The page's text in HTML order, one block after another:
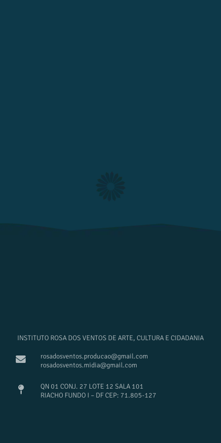
INSTITUTO ROSA DOS VENTOS DE ARTE, CULTURA E CIDADANIA
rosadosventos.producao@gmail.com
rosadosventos.midia@gmail.com
QN 01 CONJ. 27 LOTE 12 SALA 101
RIACHO FUNDO I – DF CEP: 71.805-127